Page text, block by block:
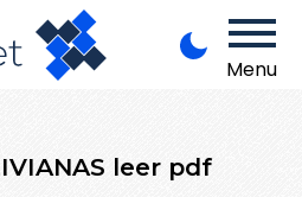
Menu
leer pdf